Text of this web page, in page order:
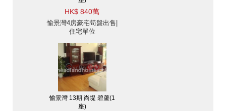
HK$ 840萬
愉景灣4房豪宅筍盤出售|
住宅單位
愉景灣 13期 尚堤 碧蘆(1
座)